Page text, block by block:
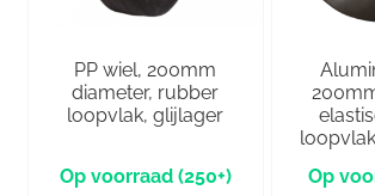
PP wiel, 200mm
diameter, rubber
loopvlak, glijlager
(250+)